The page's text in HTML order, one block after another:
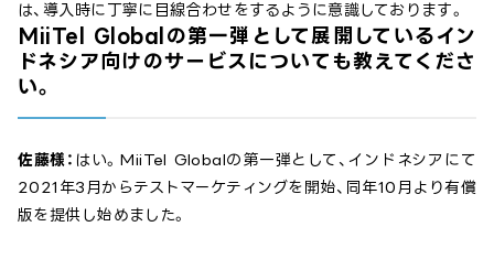
は、導入時に丁寧に目線合わせをするように意識しております。
MiiTel Globalの第一弾として展開しているイン
ドネシア向けのサービスについても教えてくださ
い。
佐藤様： はい。MiiTel Globalの第一弾として、インドネシアにて
2021年3月からテストマーケティングを開始、同年10月より有償
版を提供し始めました。